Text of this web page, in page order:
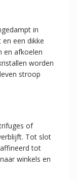
in
een dikke
en afkoelen
worden
stroop
of
Tot slot
tot
winkels en